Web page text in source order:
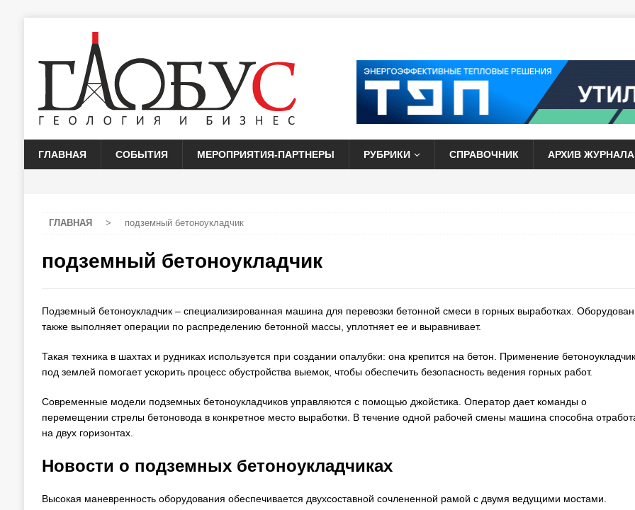
ГЛАВНАЯ СОБЫТИЯ МЕРОПРИЯТИЯ-ПАРТНЕРЫ РУБРИКИ СПРАВОЧНИК АРХИВ ЖУРНАЛА
ГЛАВНАЯ > подземный бетоноукладчик
подземный бетоноукладчик
Подземный бетоноукладчик – специализированная машина для перевозки бетонной смеси в горных выработках.
также выполняет операции по распределению бетонной массы, уплотняет ее и выравнивает.
Такая техника в шахтах и рудниках используется при создании опалубки: она крепится на бетон. Применение
под землей помогает ускорить процесс обустройства выемок, чтобы обеспечить безопасность ведения горных работ.
Современные модели подземных бетоноукладчиков управляются с помощью джойстика. Оператор дает команды о
перемещении стрелы бетоновода в конкретное место выработки. В течение одной рабочей смены машина способна
на двух горизонтах.
Новости о подземных бетоноукладчиках
Высокая маневренность оборудования обеспечивается двухсоставной сочлененной рамой с двумя ведущими мостами.